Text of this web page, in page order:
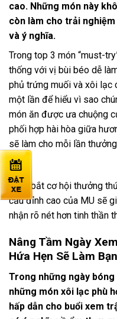
cao. Những món này
còn làm cho trải
và ý nghĩa.
Trong top 3 món “must-
thống với vị bùi béo dễ
phủ trứng muối và xôi lạc
một lần để hiểu vì sao
món ăn được ưa chuộng
phối hợp hài hòa giữa
sẽ làm cho mỗi lần
quên.
Nắm bắt cơ hội thưởng
cầu đỉnh cao của MU sẽ
nhận rõ nét hơn tinh thần
Nâng Tầm Ngày
Hứa Hẹn Sẽ Làm
Trong những ngày
những món xôi lạc phù
hấp dẫn cho buổi xem